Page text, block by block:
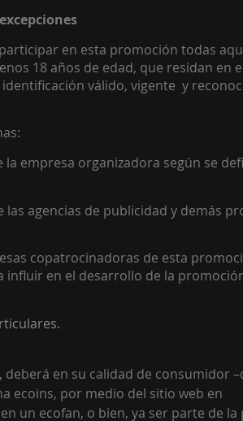
en esta promoción todas
18 años de edad, que residan en
válido, vigente  y
empresa organizadora según se
agencias de publicidad y demás
copatrocinadoras de esta
influir en el desarrollo de la
en su calidad de consumidor
ecoins, por medio del sitio web en
un ecofan, o bien, ya ser parte de